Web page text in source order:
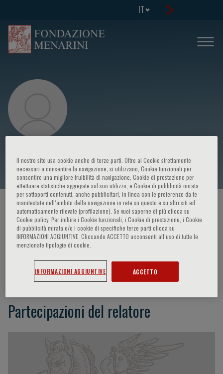
IT
Giovanni De Manzoni
HOME PAGE / CORSI ED EVENTI / RELATORE
Giovanni De Manzoni
Partecipazioni del relatore
Il nostro sito usa cookie anche di terze parti. Oltre ai Cookie strettamente
necessari a consentire la navigazione, si utilizzano, Cookie funzionali per
consentire una migliore fruibilità di navigazione, Cookie di prestazione per
effettuare statistiche aggregate sul suo utilizzo, e Cookie di pubblicità mirata
per sottoporti contenuti, anche pubblicitari, in linea con le preferenze da te
manifestate nell‘ambito della navigazione in rete su questo e su altri siti ed
automaticamente rilevate (profilazione). Se vuoi saperne di più clicca su
Cookie policy. Per inibire i Cookie funzionali, i Cookie di prestazione, i Cookie
di pubblicità mirata e/o i cookie di specifiche terze parti clicca su
INFORMAZIONI AGGIUNTIVE. Cliccando ACCETTO acconsenti all’uso di tutte le
menzionate tipologie di cookie.
INFORMAZIONI AGGIUNTIVE ACCETTO